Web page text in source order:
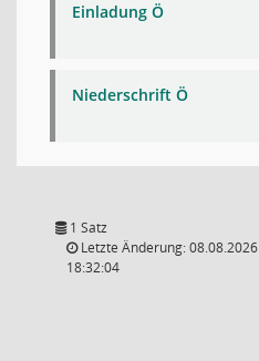
Einladung Ö
Niederschrift Ö
1 Satz
Letzte Änderung: 08.08.2026
18:32:04